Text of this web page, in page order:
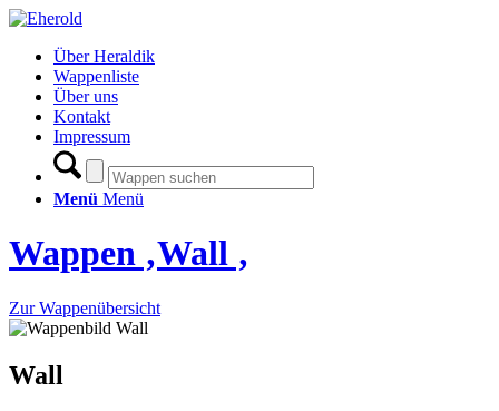
Über Heraldik
Wappenliste
Über uns
Kontakt
Impressum
Menü Menü
Wappen ‚Wall ‚
Zur Wappenübersicht
Wall